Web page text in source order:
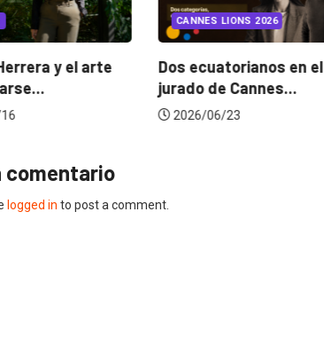
y el arte
CANNES LIONS 2026
Dos ecuatorianos en el
jurado de Cannes...
2026/06/23
comentario
logged in to post a comment.